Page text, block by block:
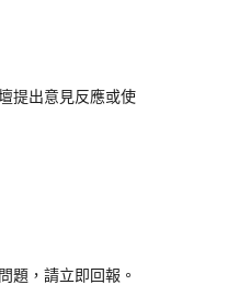
提出意見反應或使
題，請立即回報。